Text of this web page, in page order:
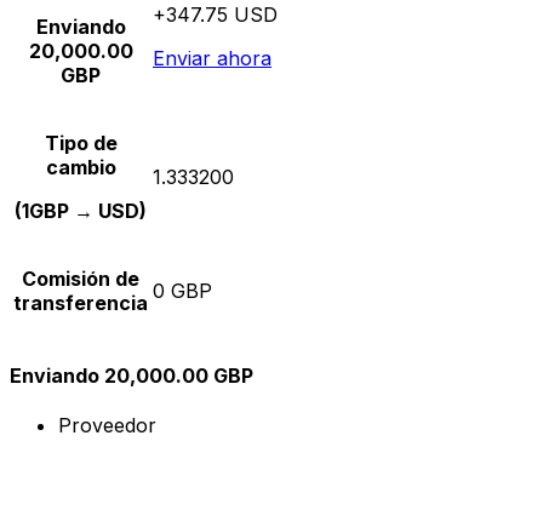
Enviando
20,000.00
GBP
+347.75 USD
Enviar ahora
Tipo de
cambio
(1GBP → USD)
1.333200
Comisión de
transferencia 0 GBP
Enviando 20,000.00 GBP
Proveedor